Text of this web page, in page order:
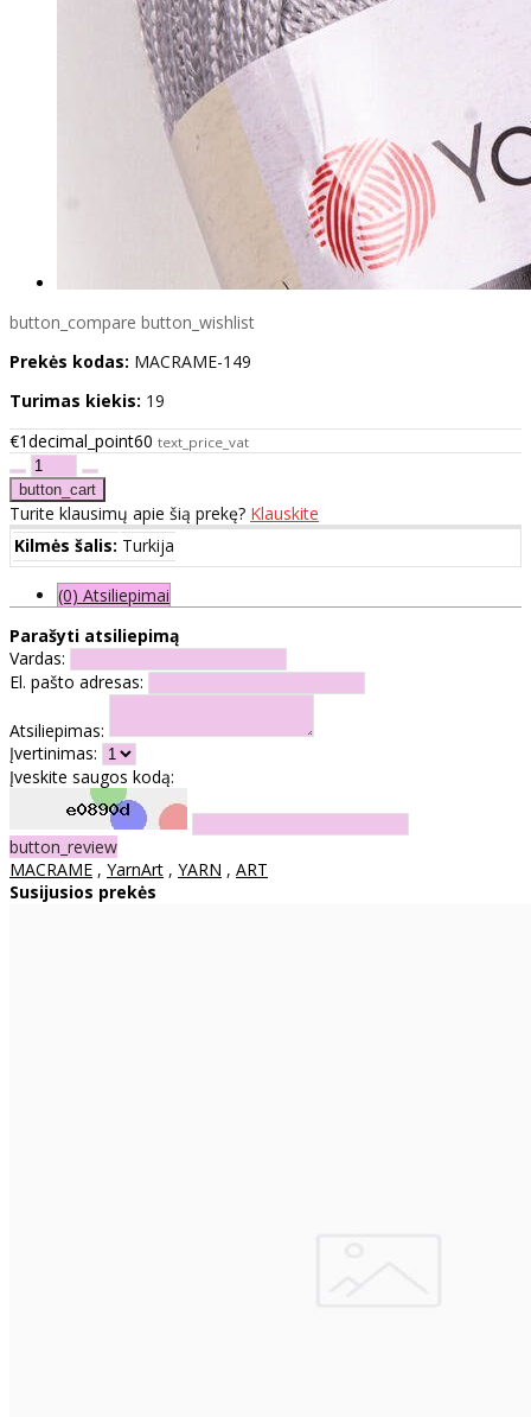
button_compare button_wishlist
Prekės kodas: MACRAME-149
Turimas kiekis: 19
€1decimal_point60 text_price_vat
Turite klausimų apie šią prekę? Klauskite
Kilmės šalis: Turkija
(0) Atsiliepimai
Parašyti atsiliepimą
Vardas:
El. pašto adresas:
Atsiliepimas:
Įvertinimas:
Įveskite saugos kodą:
button_review
MACRAME , YarnArt , YARN , ART
Susijusios prekės